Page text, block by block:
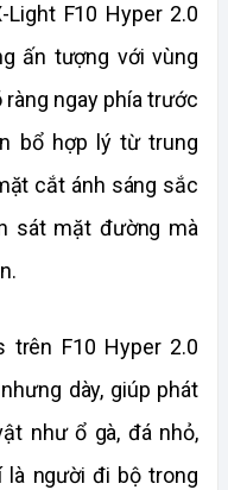
F10 Hyper 2.0
ấn tượng với vùng
ngay phía trước
bổ hợp lý từ trung
cắt ánh sáng sắc
sát mặt đường mà
F10 Hyper 2.0
dày, giúp phát
như ổ gà, đá nhỏ,
người đi bộ trong